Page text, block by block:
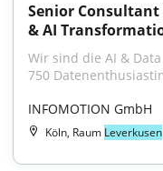
Senior
& AI
Wir sind die AI &
750
INFOMOTION GmbH
Köln, Raum Leverkusen